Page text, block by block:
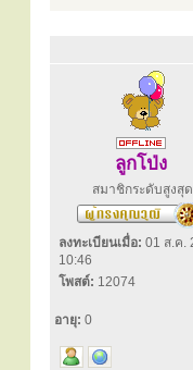
ลูกโป่ง
สมาชิกระดับสูงสุด
ลงทะเบียนเมื่อ: 01 ส.ค.
10:46
โพสต์: 12074
อายุ: 0